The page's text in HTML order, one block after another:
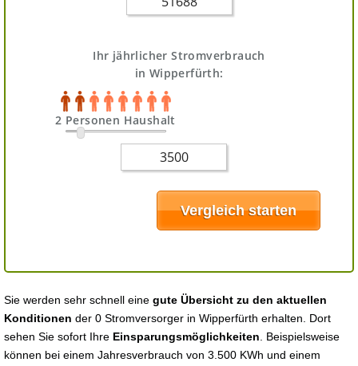
Ihr jährlicher Stromverbrauch
in Wipperfürth:
2 Personen Haushalt
Sie werden sehr schnell eine gute Übersicht zu den aktuellen
Konditionen der 0 Stromversorger in Wipperfürth erhalten. Dort
sehen Sie sofort Ihre Einsparungsmöglichkeiten . Beispielsweise
können bei einem Jahresverbrauch von 3.500 KWh und einem